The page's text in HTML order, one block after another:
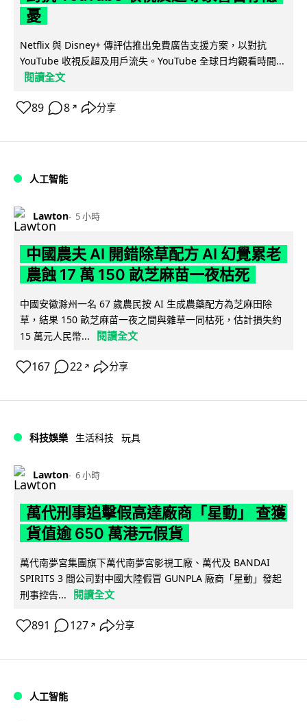
憂
Netflix 與 Disney+ 傳評估推出免費廣告支援方案，以對抗
YouTube 收視反超及用戶流失。YouTube 全球日均觀看時間...
閱讀全文
89 8 ↗ 分享
人工智能
Lawton 5 小時
中國農夫 AI 開錯除草配方 AI 幻覺累老
農蝕 17 萬 150 畝芝麻苗一夜枯死
中國安徽滁州一名 67 歲農民按 AI 生成農藥配方為芝麻田除
草，結果 150 畝芝麻苗一夜之間與雜草一同枯死，估計損失約
15 萬元人民幣...
閱讀全文
167 22 ↗ 分享
科技娛樂 生活科技 玩具
Lawton 6 小時
萬代刑事追擊假高達廠商「星動」 查獲
貨值逾 650 萬港元假貨
萬代南夢宮集團旗下萬代南夢宮影視工廠、萬代及 BANDAI
SPIRITS 3 間公司對中國大陸假冒 GUNPLA 廠商「星動」發起
刑事控告...
閱讀全文
891 127 ↗ 分享
人工智能